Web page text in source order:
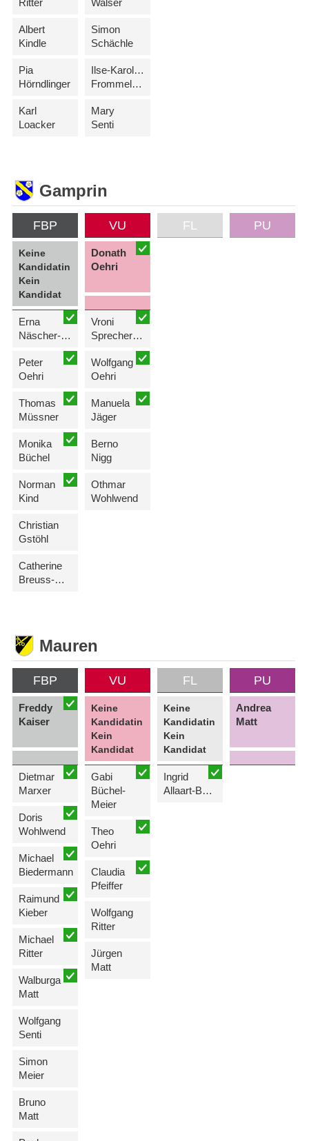
Ritter
Albert
Kindle
Pia
Hörndlinger
Karl
Loacker
Walser
Simon
Schächle
Ilse-Karolina
Frommelt-Wohlwend
Mary
Senti
Gamprin
FBP
Keine
Kandidatin
Kein
Kandidat
Erna
Näscher-Hasler
Peter
Oehri
Thomas
Müssner
Monika
Büchel
Norman
Kind
Christian
Gstöhl
Catherine
Breuss-Hassler
VU
Donath
Oehri
Vroni
Sprecher-Marxer
Wolfgang
Oehri
Manuela
Jäger
Berno
Nigg
Othmar
Wohlwend
FL PU
Mauren
FBP
Freddy
Kaiser
Dietmar
Marxer
Doris
Wohlwend
Michael
Biedermann
Raimund
Kieber
Michael
Ritter
Walburga
Matt
Wolfgang
Senti
Simon
Meier
Bruno
Matt
VU
Keine
Kandidatin
Kein
Kandidat
Gabi
Büchel-
Meier
Theo
Oehri
Claudia
Pfeiffer
Wolfgang
Ritter
Jürgen
Matt
FL
Keine
Kandidatin
Kein
Kandidat
Ingrid
Allaart-Batliner
PU
Andrea
Matt